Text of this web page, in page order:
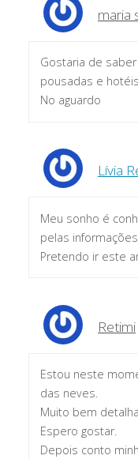
maria
Gostaria de
pousadas e
No aguardo
Lívia
Meu sonho é
pelas
Pretendo ir este
Retimi
Estou neste
das neves.
Muito bem
Espero gostar.
Depois conto